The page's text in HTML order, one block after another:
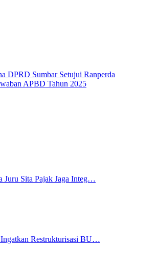
DPRD Sumbar Setujui Ranperda
APBD Tahun 2025
Juru Sita Pajak Jaga Integ…
Ingatkan Restrukturisasi BU…